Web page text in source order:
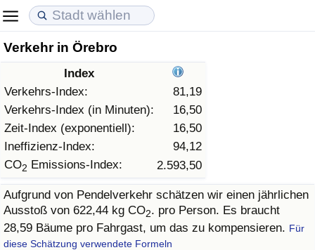
Verkehr in Örebro
Index
Verkehrs-Index:
81,19
Verkehrs-Index (in Minuten):
16,50
Zeit-Index (exponentiell):
16,50
Ineffizienz-Index:
94,12
CO2 Emissions-Index: 2.593,50
Aufgrund von Pendelverkehr schätzen wir einen jährlichen
Ausstoß von 622,44 kg CO2. pro Person. Es braucht
28,59 Bäume pro Fahrgast, um das zu kompensieren. Für
diese Schätzung verwendete Formeln
Lebenshaltungskosten
Lebenshaltungskosten-Index (aktuell)
Lebenshaltungskosten-Index
Lebenshaltungskosten-Index nach Land
in Akaba
Immobilienpreise
Immobilienpreis-Index (aktuell)
Immobilienpreis-Index
Immobilienpreis-Index nach Land
Lebensqualität
Lebensqualität-Index
Lebensqualität-Index (aktuell)
Lebensqualitätsindex nach Land
Kriminalität
Kriminalitäts-Index (aktuell)